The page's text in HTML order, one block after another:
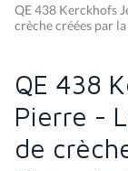
QE 438 Kerckhofs
crèche créées par
QE 438
Pierre -
de